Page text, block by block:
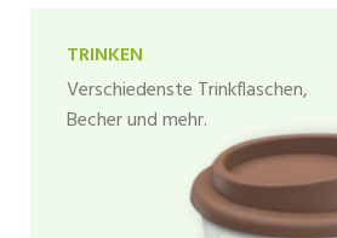
TRINKEN
Verschiedenste Trinkflaschen,
Becher und mehr.